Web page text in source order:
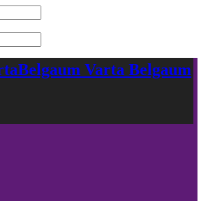
Belgaum Varta Belgaum